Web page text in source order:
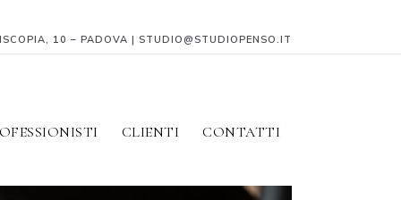
10 – PADOVA | STUDIO@STUDIOPENSO.IT
CLIENTI CONTATTI